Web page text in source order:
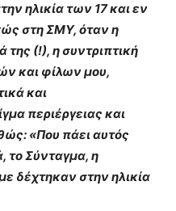
ηλικία των 17 και εν
στη ΣΜΥ, όταν η
της (!), η συντριπτική
και φίλων μου,
και
περιέργειας και
«Που πάει αυτός
το Σύνταγμα, η
δέχτηκαν στην ηλικία